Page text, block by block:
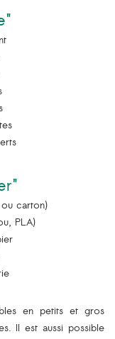
carton)
PLA)
en petits et gros
Il est aussi possible